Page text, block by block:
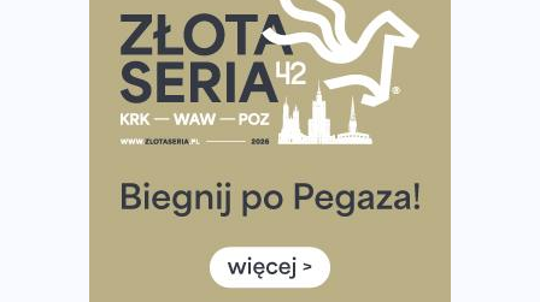
półmaratonem
Już w tę sobotę 35. Bieg Powstania Warszawskiego.
Wystartuje rekordowa liczba uczestników
35. Bieg Powstania Warszawskiego – praktyczny
Ile razy w tygodniu biegać? 3 treningi wystarczą? Jak
często biegać, żeby robić postępy
Już w ten weekend! Przed nami Nocny Portowy Maraton